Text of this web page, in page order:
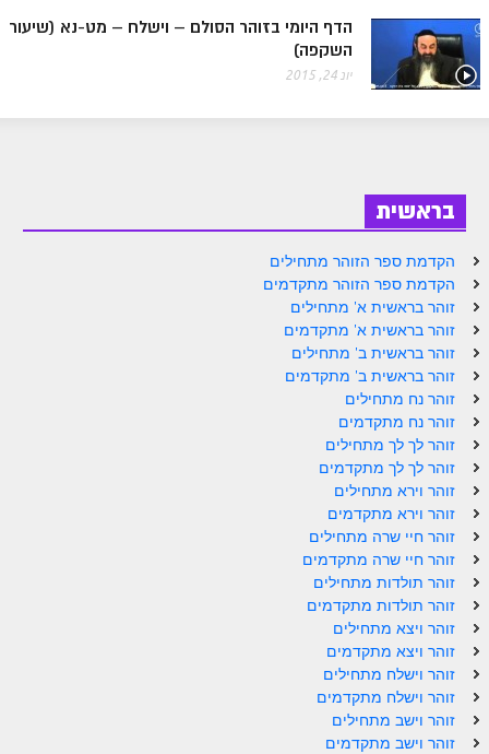
ספר הזוהר בראשית ב' מתחילים
ספר הזוהר בראשית ב' מתקדמים
ספר הזוהר לך לך מתחילים
ספר הזוהר וירא מתחילים
ספר הזוהר וירא מתקדמים
ספר הזוהר חיי שרה מתחילים
ספר הזוהר תולדות מתחילים
ספר הזוהר תולדות מתקדמים
ספר הזוהר ויצא מתחילים
ספר הזוהר ויצא מתקדמים
ספר הזוהר וישלח מתחילים
הזוהר הקדוש וישלח מתקדמים
הזוהר הקדוש וישב מתחילים
הזוהר הקדוש וישב מתקדמים
הדף היומי בזוהר הסולם – וישלח – מט-נא (שיעור
השקפה)
יונ 24, 2015
בראשית
הקדמת ספר הזוהר מתחילים
הקדמת ספר הזוהר מתקדמים
זוהר בראשית א' מתחילים
זוהר בראשית א' מתקדמים
זוהר בראשית ב' מתחילים
זוהר בראשית ב' מתקדמים
זוהר נח מתחילים
זוהר נח מתקדמים
זוהר לך לך מתחילים
זוהר לך לך מתקדמים
זוהר וירא מתחילים
זוהר וירא מתקדמים
זוהר חיי שרה מתחילים
זוהר חיי שרה מתקדמים
זוהר תולדות מתחילים
זוהר תולדות מתקדמים
זוהר ויצא מתחילים
זוהר ויצא מתקדמים
זוהר וישלח מתחילים
זוהר וישלח מתקדמים
זוהר וישב מתחילים
זוהר וישב מתקדמים